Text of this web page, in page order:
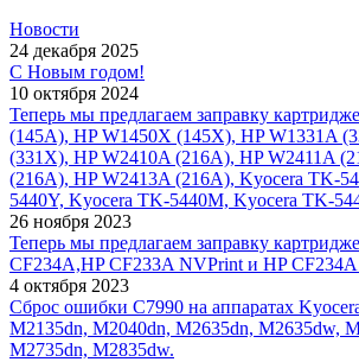
Новости
24 декабря 2025
С Новым годом!
10 октября 2024
Теперь мы предлагаем заправку
(145A), HP W1450X (145X), HP W1331A
(331X), HP W2410A (216A), HP W2411A
(216A), HP W2413A (216A), Kyocera TK-
5440Y, Kyocera TK-5440M, Kyocera TK-
26 ноября 2023
Теперь мы предлагаем заправку
CF234A,HP CF233A NVPrint и HP
4 октября 2023
Сброс ошибки С7990 на аппаратах
M2135dn, M2040dn, M2635dn, M2635dw,
M2735dn, M2835dw.